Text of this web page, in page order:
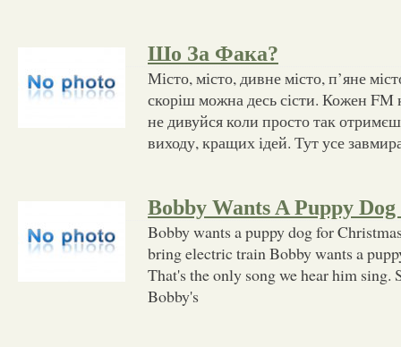
Шо За Фака?
Місто, місто, дивне місто, п’яне
скоріш можна десь сісти. Кожен FM
не дивуйся коли просто так
виходу, кращих ідей. Тут усе
Bobby Wants A Puppy
Bobby wants a puppy dog for
bring electric train Bobby wants a
That's the only song we hear him sing.
Bobby's